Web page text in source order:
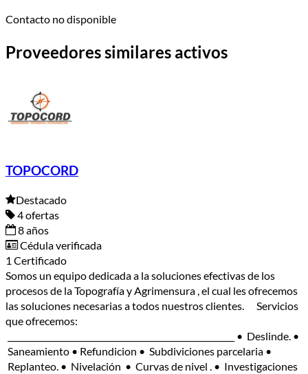
Contacto no disponible
Proveedores similares activos
TOPOCORD
Destacado
4 ofertas
8 años
Cédula verificada
1 Certificado
Somos un equipo dedicada a la soluciones efectivas de los
procesos de la Topografía y Agrimensura , el cual les ofrecemos
las soluciones necesarias a todos nuestros clientes. Servicios
que ofrecemos:
_______________________________________________________ • Deslinde. •
Saneamiento • Refundicion • Subdiviciones parcelaria •
Replanteo. • Nivelación • Curvas de nivel . • Investigaciones